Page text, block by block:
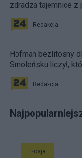
zdradza tajemnice z
Redakcja
Hofman bezlitosny
Smoleńsku liczył,
Redakcja
Rosja